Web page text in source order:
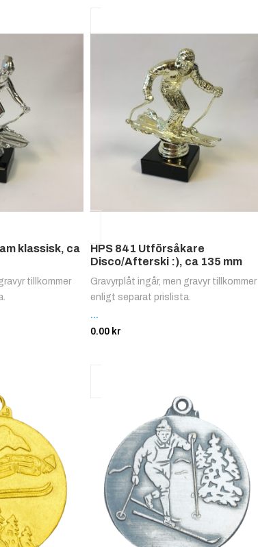
klassisk, ca
tillkommer
HPS 841 Utförsåkare
Disco/Afterski :), ca 135 mm
Gravyrplåt ingår, men gravyr tillkommer
enligt separat prislista.
...
0.00 kr